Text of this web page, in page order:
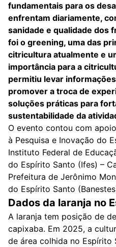
fundamentais para os
enfrentam diariamente,
sanidade e qualidade dos
foi o greening, uma das
citricultura atualmente e
importância para a
permitiu levar
promover a troca de
soluções práticas para
sustentabilidade da
O evento contou com
à Pesquisa e Inovação do
Instituto Federal de
do Espírito Santo (Ifes) –
Prefeitura de Jerônimo
do Espírito Santo
Dados da laranja no
A laranja tem posição de
capixaba. Em 2025, a
de área colhida no Espírito